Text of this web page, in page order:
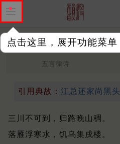
点击这里，展开功能菜单
晚行口号 唐 ·
五言律诗
引用典故： 江总还家尚黑头
三川不可到，归路晚山稠。
落雁浮寒水，饥乌集戍楼。